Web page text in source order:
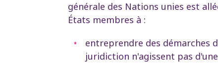
générale des Nations unies est
États membres à :
entreprendre des démarches
juridiction n'agissent pas